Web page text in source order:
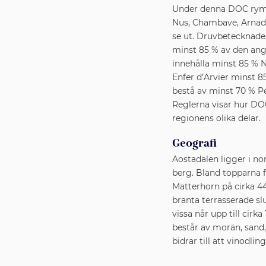
Under denna DOC
Nus, Chambave,
se ut.
minst 85 % av den
innehålla minst 85 %
Enfer d’Arvier minst
bestå av minst 70 %
Reglerna visar hur
regionens olika delar.
Geografi
Aostadalen ligger i
berg. Bland topparna
Matterhorn på cirka
branta terrasserade
vissa når upp till cirka
består av morän,
bidrar till att